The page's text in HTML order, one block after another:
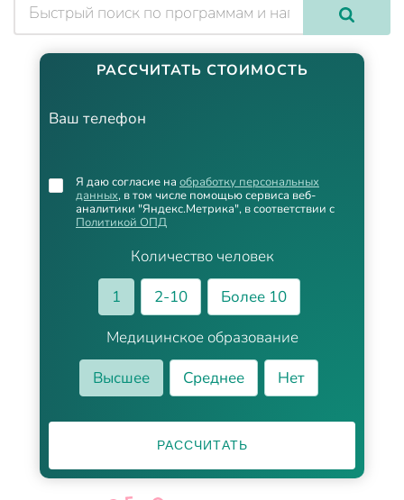
РАССЧИТАТЬ СТОИМОСТЬ
Ваш телефон
Количество человек
1
2-10
Более 10
Медицинское образование
Высшее
Среднее Нет
Я даю согласие на обработку персональных
данных, в том числе помощью сервиса веб-
аналитики "Яндекс.Метрика", в соответствии с
Политикой ОПД
РАССЧИТАТЬ